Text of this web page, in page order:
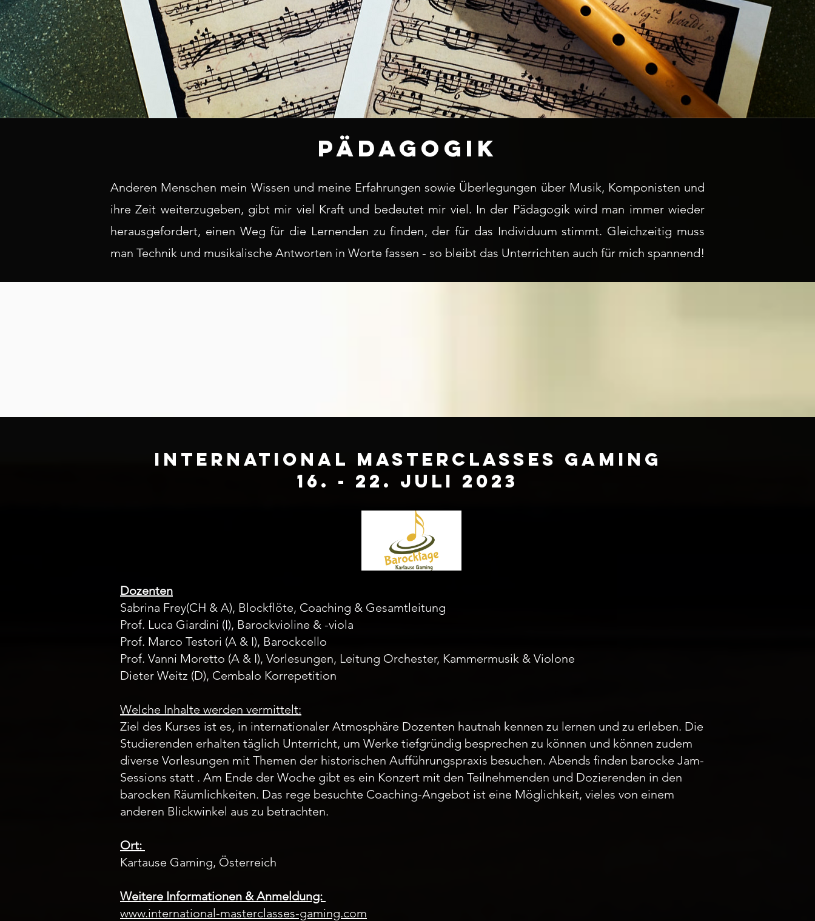
PÄDAGOGIK
Anderen Menschen mein Wissen und meine Erfahrungen sowie Überlegungen über Musik, Komponisten und
ihre Zeit weiterzugeben, gibt mir viel Kraft und bedeutet mir viel. In der Pädagogik wird man immer wieder
herausgefordert, einen Weg für die Lernenden zu finden, der für das Individuum stimmt. Gleichzeitig muss
man Technik und musikalische Antworten in Worte fassen - so bleibt das Unterrichten auch für mich spannend!
international masterclasses gaming
16. - 22. Juli 2023
Dozenten
Sabrina Frey(CH & A), Blockflöte, Coaching & Gesamtleitung
Prof. Luca Giardini (I), Barockvioline & -viola
Prof. Marco Testori (A & I), Barockcello
Prof. Vanni Moretto (A & I), Vorlesungen, Leitung Orchester, Kammermusik & Violone
Dieter Weitz (D), Cembalo Korrepetition
Welche Inhalte werden vermittelt:
Ziel des Kurses ist es, in internationaler Atmosphäre Dozenten hautnah kennen zu lernen und zu erleben. Die
Studierenden erhalten täglich Unterricht, um Werke tiefgründig besprechen zu können und können zudem
diverse Vorlesungen mit Themen der historischen Aufführungspraxis besuchen. Abends finden barocke Jam-
Sessions statt . Am Ende der Woche gibt es ein Konzert mit den Teilnehmenden und Dozierenden in den
barocken Räumlichkeiten. Das rege besuchte Coaching-Angebot ist eine Möglichkeit, vieles von einem
anderen Blickwinkel aus zu betrachten.
Ort:
Kartause Gaming, Österreich
Weitere Informationen & Anmeldung:
www.international-masterclasses-gaming.com